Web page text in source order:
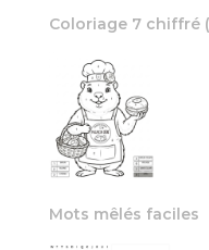
Coloriage 7 chiffré
Mots mêlés faciles